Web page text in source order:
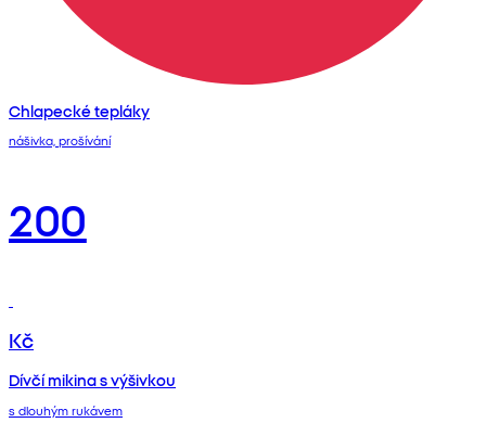
Chlapecké tepláky
nášivka, prošívání
200
Kč
Dívčí mikina s výšivkou
s dlouhým rukávem